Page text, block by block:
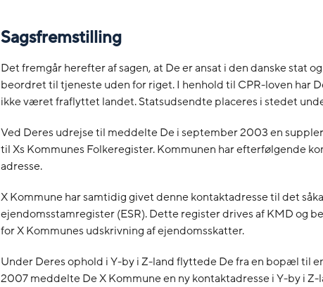
Sagsfremstilling
Det fremgår herefter af sagen, at De er ansat i den danske stat
beordret til tjeneste uden for riget. I henhold til CPR-loven har
ikke været fraflyttet landet. Statsudsendte placeres i stedet
Ved Deres udrejse til meddelte De i september 2003 en
til Xs Kommunes Folkeregister. Kommunen har efterfølgende
adresse.
X Kommune har samtidig givet denne kontaktadresse til det
ejendomsstamregister (ESR). Dette register drives af KMD og
for X Kommunes udskrivning af ejendomsskatter.
Under Deres ophold i Y-by i Z-land flyttede De fra en bopæl til
2007 meddelte De X Kommune en ny kontaktadresse i Y-by i Z-